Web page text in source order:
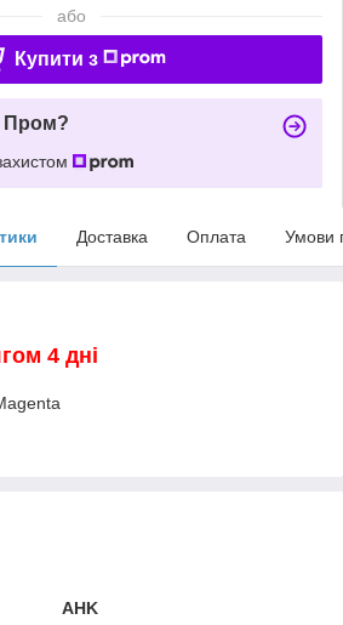
або
Купити з
Пром?
Доставка Оплата Умови
4 дні
AHK